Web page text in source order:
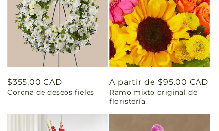
Precio
habitual
$355.00 CAD
Corona de deseos fieles
Precio
habitual
A partir de $95.00 CAD
Ramo mixto original de
floristería